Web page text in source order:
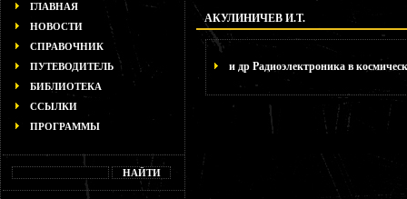
ГЛАВНАЯ
НОВОСТИ
СПРАВОЧНИК
ПУТЕВОДИТЕЛЬ
БИБЛИОТЕКА
ССЫЛКИ
ПРОГРАММЫ
АКУЛИНИЧЕВ И.Т.
и др Радиоэлектроника в